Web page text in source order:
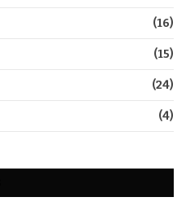
(16)
(15)
(24)
(4)